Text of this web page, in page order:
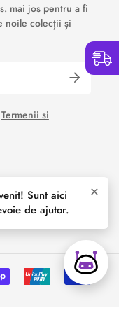
mai jos pentru a fi
noile colecții și
Termenii si
×
Sunt aici
de ajutor.
›